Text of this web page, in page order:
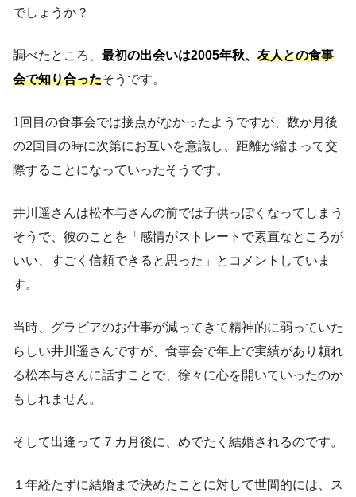
でしょうか？
調べたところ、 最初の出会いは2005年秋、 友人との食事
会で知り合ったそうです。
1回目の食事会では接点がなかったようですが、数か月後
の2回目の時に次第にお互いを意識し、距離が縮まって交
際することになっていったそうです。
井川遥さんは松本与さんの前では子供っぽくなってしまう
そうで、彼のことを「感情がストレートで素直なところが
いい、すごく信頼できると思った」とコメントしていま
す。
当時、グラビアのお仕事が減ってきて精神的に弱っていた
らしい井川遥さんですが、食事会で年上で実績があり頼れ
る松本与さんに話すことで、徐々に心を開いていったのか
もしれません。
そして出逢って７カ月後に、めでたく結婚されるのです。
１年経たずに結婚まで決めたことに対して世間的には、ス